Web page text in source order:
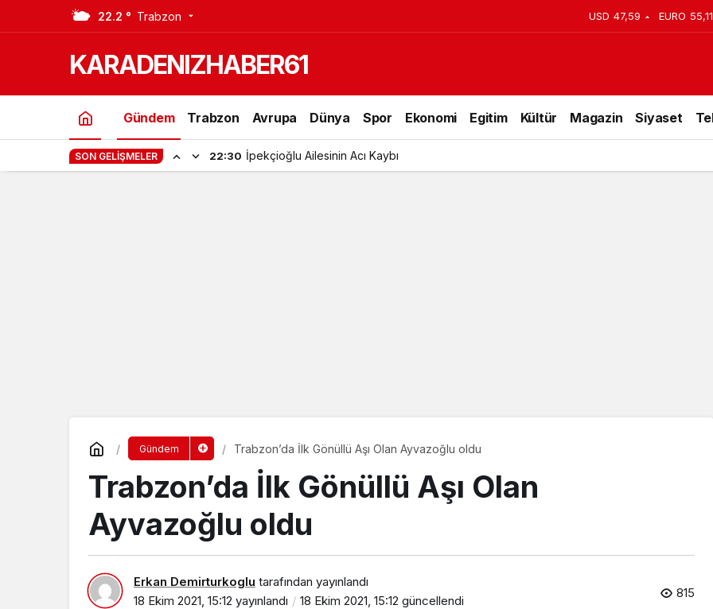
22.2 ° Trabzon USD 47,59 EURO 55,11
KARADENIZHABER61
Gündem Trabzon Avrupa Dünya Spor Ekonomi Egitim Kültür Magazin Siyaset
SON GELIŞMELER
Gündem Trabzon’da İlk Gönüllü Aşı Olan Ayvazoğlu oldu
Trabzon’da İlk Gönüllü Aşı Olan
Ayvazoğlu oldu
Erkan Demirturkoglu tarafından yayınlandı
18 Ekim 2021, 15:12 yayınlandı 18 Ekim 2021, 15:12 güncellendi 815
Son Dakika Selçuk Bayraktar’ın Babası Hayatını kaybetti